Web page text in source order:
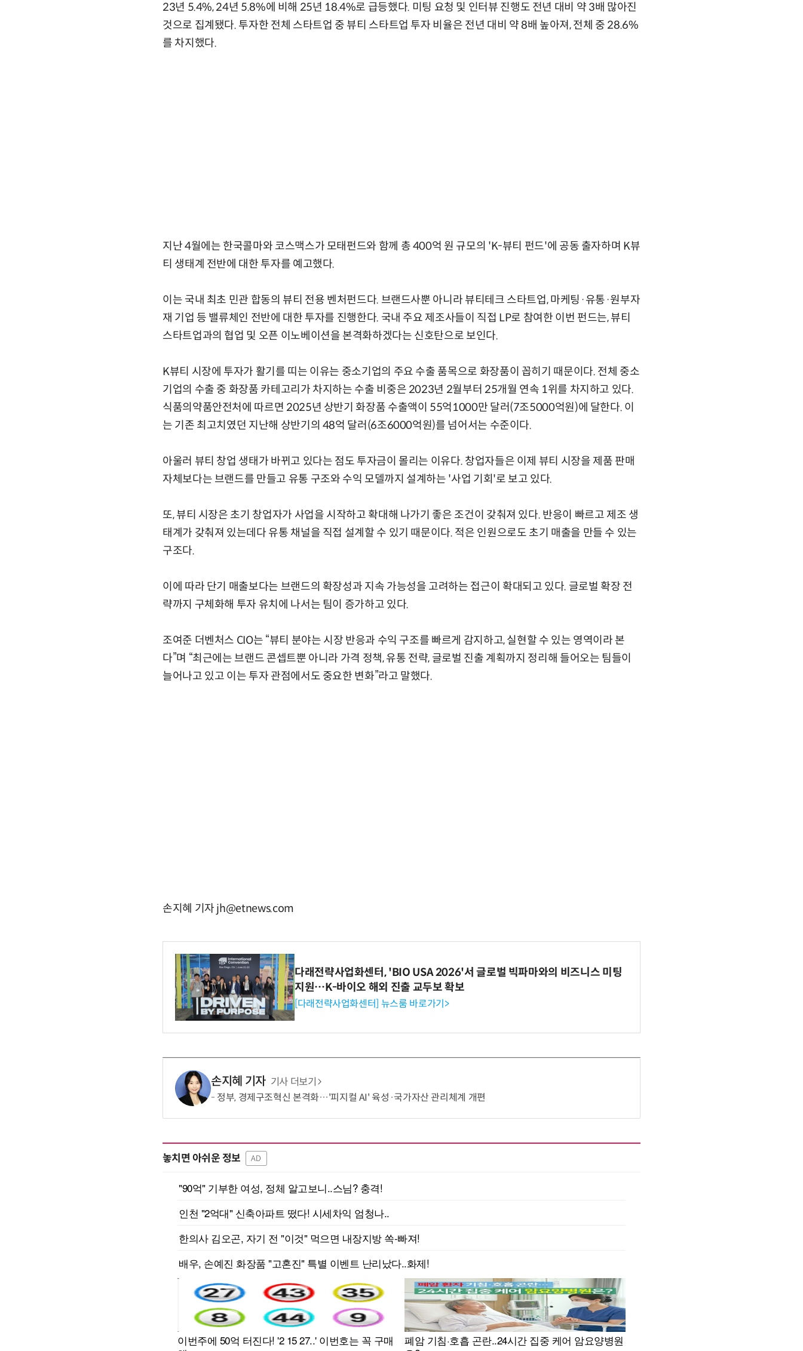
23년 5.4%, 24년 5.8%에 비해 25년 18.4%로 급등했다. 미팅 요청 및 인터뷰 진행도 전년 대비 약 3배 많아진
것으로 집계됐다. 투자한 전체 스타트업 중 뷰티 스타트업 투자 비율은 전년 대비 약 8배 높아져, 전체 중 28.6%
를 차지했다.
지난 4월에는 한국콜마와 코스맥스가 모태펀드와 함께 총 400억 원 규모의 'K-뷰티 펀드'에 공동 출자하며 K뷰
티 생태계 전반에 대한 투자를 예고했다.
이는 국내 최초 민관 합동의 뷰티 전용 벤처펀드다. 브랜드사뿐 아니라 뷰티테크 스타트업, 마케팅·유통·원부자
재 기업 등 밸류체인 전반에 대한 투자를 진행한다. 국내 주요 제조사들이 직접 LP로 참여한 이번 펀드는, 뷰티
스타트업과의 협업 및 오픈 이노베이션을 본격화하겠다는 신호탄으로 보인다.
K뷰티 시장에 투자가 활기를 띠는 이유는 중소기업의 주요 수출 품목으로 화장품이 꼽히기 때문이다. 전체 중소
기업의 수출 중 화장품 카테고리가 차지하는 수출 비중은 2023년 2월부터 25개월 연속 1위를 차지하고 있다.
식품의약품안전처에 따르면 2025년 상반기 화장품 수출액이 55억1000만 달러(7조5000억원)에 달한다. 이
는 기존 최고치였던 지난해 상반기의 48억 달러(6조6000억원)를 넘어서는 수준이다.
아울러 뷰티 창업 생태가 바뀌고 있다는 점도 투자금이 몰리는 이유다. 창업자들은 이제 뷰티 시장을 제품 판매
자체보다는 브랜드를 만들고 유통 구조와 수익 모델까지 설계하는 '사업 기회'로 보고 있다.
또, 뷰티 시장은 초기 창업자가 사업을 시작하고 확대해 나가기 좋은 조건이 갖춰져 있다. 반응이 빠르고 제조 생
태계가 갖춰져 있는데다 유통 채널을 직접 설계할 수 있기 때문이다. 적은 인원으로도 초기 매출을 만들 수 있는
구조다.
이에 따라 단기 매출보다는 브랜드의 확장성과 지속 가능성을 고려하는 접근이 확대되고 있다. 글로벌 확장 전
략까지 구체화해 투자 유치에 나서는 팀이 증가하고 있다.
조여준 더벤처스 CIO는 “뷰티 분야는 시장 반응과 수익 구조를 빠르게 감지하고, 실현할 수 있는 영역이라 본
다”며 “최근에는 브랜드 콘셉트뿐 아니라 가격 정책, 유통 전략, 글로벌 진출 계획까지 정리해 들어오는 팀들이
늘어나고 있고 이는 투자 관점에서도 중요한 변화”라고 말했다.
손지혜 기자 jh@etnews.com
다래전략사업화센터, 'BIO USA 2026'서 글로벌 빅파마와의 비즈니스 미팅
지원…K-바이오 해외 진출 교두보 확보
[다래전략사업화센터] 뉴스룸 바로가기>
손지혜 기자 기사 더보기
정부, 경제구조혁신 본격화…'피지컬 AI' 육성·국가자산 관리체계 개편
놓치면 아쉬운 정보 AD